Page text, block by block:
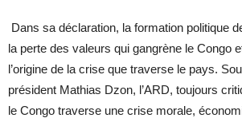
Dans sa déclaration, la formation politique
la perte des valeurs qui gangrène le Congo
l’origine de la crise que traverse le pays.
président Mathias Dzon, l’ARD, toujours
le Congo traverse une crise morale,